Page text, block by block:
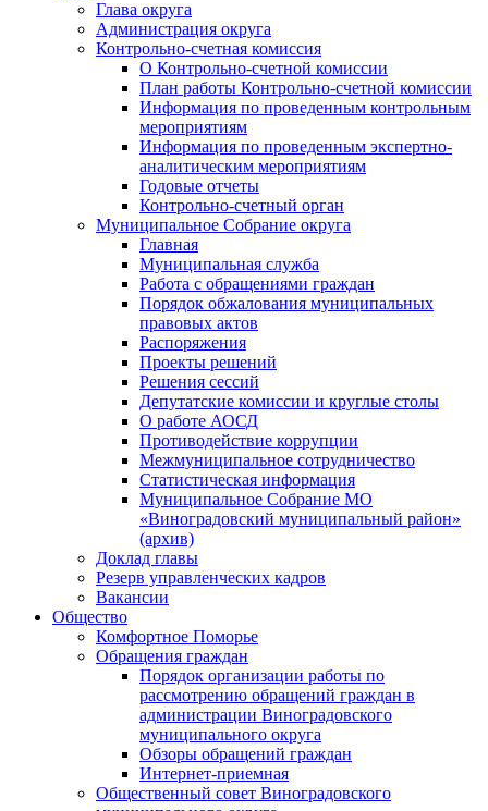
Глава округа
Администрация округа
Контрольно-счетная комиссия
О Контрольно-счетной комиссии
План работы Контрольно-счетной комиссии
Информация по проведенным контрольным
мероприятиям
Информация по проведенным экспертно-
аналитическим мероприятиям
Годовые отчеты
Контрольно-счетный орган
Муниципальное Собрание округа
Главная
Муниципальная служба
Работа с обращениями граждан
Порядок обжалования муниципальных
правовых актов
Распоряжения
Проекты решений
Решения сессий
Депутатские комиссии и круглые столы
О работе АОСД
Противодействие коррупции
Межмуниципальное сотрудничество
Статистическая информация
Муниципальное Собрание МО
«Виноградовский муниципальный район»
(архив)
Доклад главы
Резерв управленческих кадров
Вакансии
Общество
Комфортное Поморье
Обращения граждан
Порядок организации работы по
рассмотрению обращений граждан в
администрации Виноградовского
муниципального округа
Обзоры обращений граждан
Интернет-приемная
Общественный совет Виноградовского